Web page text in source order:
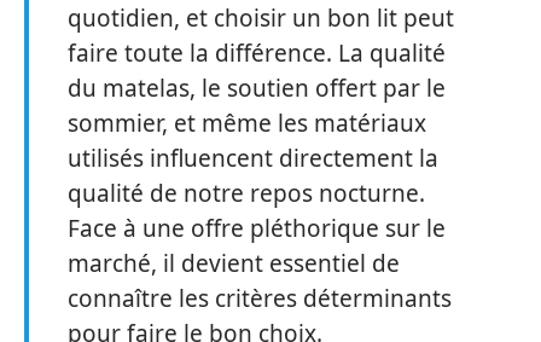
quotidien, et choisir un bon lit peut
faire toute la différence. La qualité
du matelas, le soutien offert par le
sommier, et même les matériaux
utilisés influencent directement la
qualité de notre repos nocturne.
Face à une offre pléthorique sur le
marché, il devient essentiel de
connaître les critères déterminants
pour faire le bon choix.